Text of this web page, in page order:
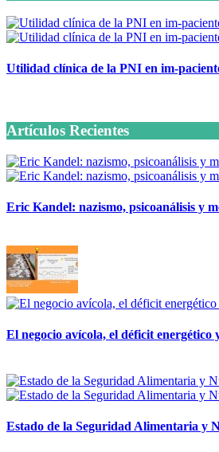
Utilidad clínica de la PNI en im-
Artículos Recientes
Eric Kandel: nazismo, psicoanálisis y
El negocio avícola, el déficit energético
Estado de la Seguridad Alimentaria y